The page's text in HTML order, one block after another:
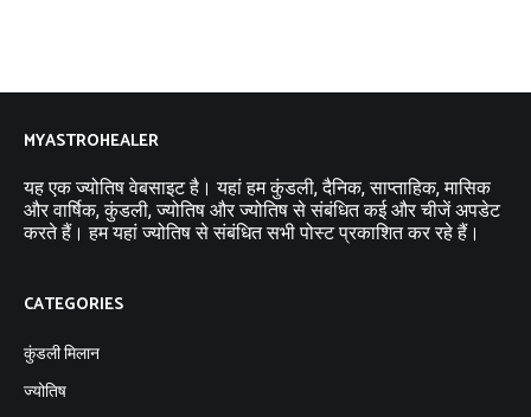
MYASTROHEALER
यह एक ज्योतिष वेबसाइट है। यहां हम कुंडली, दैनिक, साप्ताहिक, मासिक
और वार्षिक, कुंडली, ज्योतिष और ज्योतिष से संबंधित कई और चीजें अपडेट
करते हैं। हम यहां ज्योतिष से संबंधित सभी पोस्ट प्रकाशित कर रहे हैं।
CATEGORIES
कुंडली मिलान
ज्योतिष